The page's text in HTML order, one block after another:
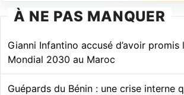
À NE PAS MANQUER
Gianni Infantino accusé d’avoir promis
Mondial 2030 au Maroc
Guépards du Bénin : une crise interne